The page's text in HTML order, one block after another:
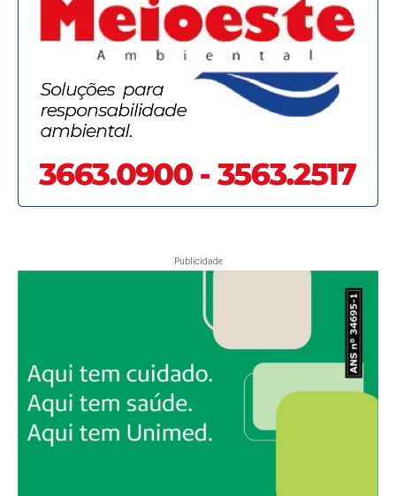
Publicidade